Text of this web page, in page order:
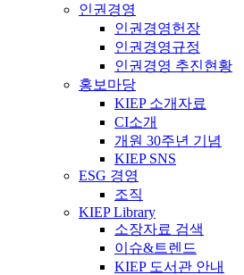
인권경영
인권경영헌장
인권경영규정
인권경영 추진현황
홍보마당
KIEP 소개자료
CI소개
개원 30주년 기념
KIEP SNS
ESG 경영
조직
KIEP Library
소장자료 검색
이슈&트렌드
KIEP 도서관 안내